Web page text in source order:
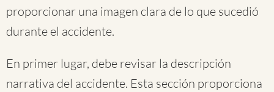
proporcionar una imagen clara de lo que sucedió
durante el accidente.
En primer lugar, debe revisar la descripción
narrativa del accidente. Esta sección proporciona